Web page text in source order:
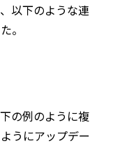
以下のような連
。
の例のように複
うにアップデー